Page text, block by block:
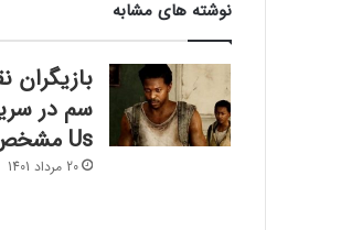
نوشته های مشابه
Us مشخص شدند
20 مرداد 1401